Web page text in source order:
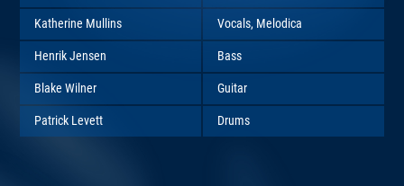
Katherine Mullins Vocals, Melodica
Henrik Jensen Bass
Blake Wilner Guitar
Patrick Levett Drums